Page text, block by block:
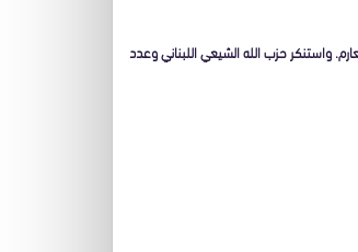
واستنكر حزب الله الشيعي اللبناني وعدد